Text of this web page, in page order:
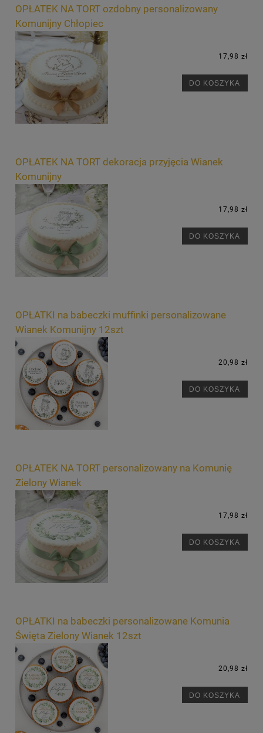
OPŁATEK NA TORT ozdobny personalizowany
Komunijny Chłopiec
17,98 zł
DO KOSZYKA
OPŁATEK NA TORT dekoracja przyjęcia Wianek
Komunijny
17,98 zł
DO KOSZYKA
OPŁATKI na babeczki muffinki personalizowane
Wianek Komunijny 12szt
20,98 zł
DO KOSZYKA
OPŁATEK NA TORT personalizowany na Komunię
Zielony Wianek
17,98 zł
DO KOSZYKA
OPŁATKI na babeczki personalizowane Komunia
Święta Zielony Wianek 12szt
20,98 zł
DO KOSZYKA